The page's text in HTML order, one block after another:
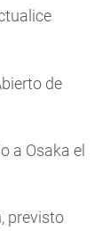
de
a Osaka el
previsto